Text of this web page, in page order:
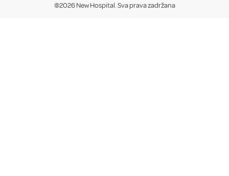
@2026 New Hospital. Sva prava zadržana